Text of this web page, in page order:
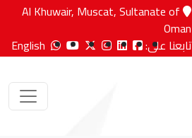
Al Khuwair, Muscat, Sultanate of
Oman
تابعنا على:
English